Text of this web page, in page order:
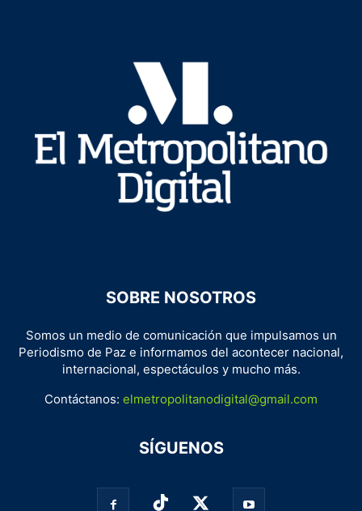
SOBRE NOSOTROS
Somos un medio de comunicación que impulsamos un
Periodismo de Paz e informamos del acontecer nacional,
internacional, espectáculos y mucho más.
Contáctanos: elmetropolitanodigital@gmail.com
SÍGUENOS